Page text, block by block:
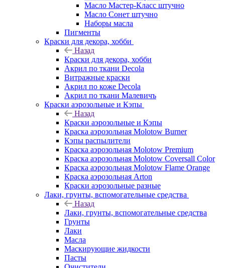
Масло Мастер-Класс штучно
Масло Сонет штучно
Наборы масла
Пигменты
Краски для декора, хобби
Назад
Краски для декора, хобби
Акрил по ткани Decola
Витражные краски
Акрил по коже Decola
Акрил по ткани Малевичъ
Краски аэрозольные и Кэпы
Назад
Краски аэрозольные и Кэпы
Краска аэрозольная Molotow Burner
Кэпы распылители
Краска аэрозольная Molotow Premium
Краска аэрозольная Molotow Coversall Color
Краска аэрозольная Molotow Flame Orange
Краска аэрозольная Arton
Краски аэрозольные разные
Лаки, грунты, вспомогательные средства
Назад
Лаки, грунты, вспомогательные средства
Грунты
Лаки
Масла
Маскирующие жидкости
Пасты